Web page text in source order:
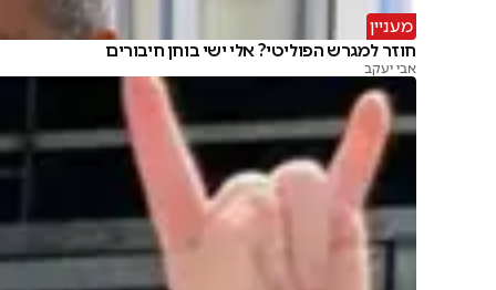
מעניין
חוזר למגרש הפוליטי? אלי ישי בוחן חיבורים
אבי יעקב